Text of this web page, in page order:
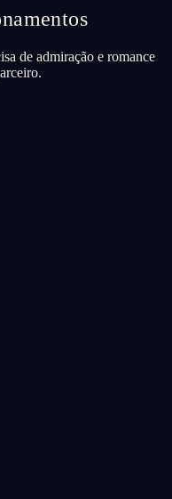
de admiração e romance